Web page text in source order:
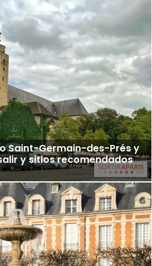
Saint-Germain-des-Prés y
y sitios recomendados